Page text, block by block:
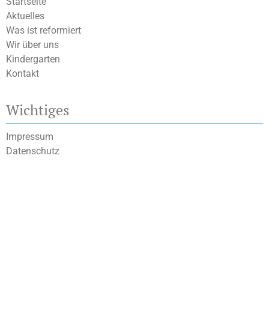
Aktuelles
Was ist reformiert
Wir über uns
Kindergarten
Kontakt
Wichtiges
Impressum
Datenschutz